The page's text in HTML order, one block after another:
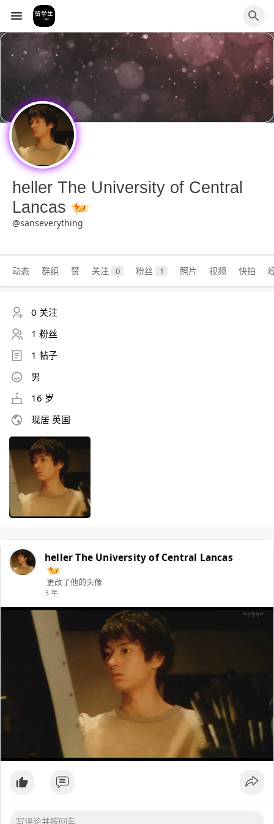
heller The University of Central
Lancas
@sanseverything
动态 群组 赞 关注 0 粉丝 1 照片 视频 快拍
0 关注
1 粉丝
1 帖子
男
16 岁
现居 英国
heller The University of Central Lancas
更改了他的头像
3 年